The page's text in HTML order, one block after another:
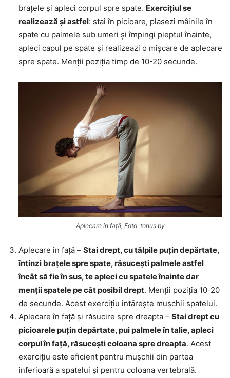
brațele și apleci corpul spre spate. Exercițiul se
realizează și astfel: stai în picioare, plasezi mâinile în
spate cu palmele sub umeri și împingi pieptul înainte,
apleci capul pe spate și realizeazi o mișcare de aplecare
spre spate. Menții poziția timp de 10-20 secunde.
Aplecare în față, Foto: tonus.by
Aplecare în față – Stai drept, cu tălpile puțin depărtate,
întinzi brațele spre spate, răsucești palmele astfel
încât să fie în sus, te apleci cu spatele înainte dar
menții spatele pe cât posibil drept. Menții poziția 10-20
de secunde. Acest exercițiu întărește mușchii spatelui.
Aplecare în față și răsucire spre dreapta – Stai drept cu
picioarele puțin depărtate, pui palmele în talie, apleci
corpul în față, răsucești coloana spre dreapta. Acest
exercițiu este eficient pentru mușchii din partea
inferioară a spatelui și pentru coloana vertebrală.